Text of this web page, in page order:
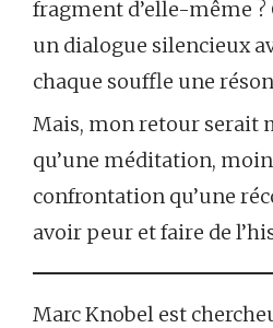
fragment d’elle-même ?
un dialogue silencieux
chaque souffle une
Mais, mon retour serait
qu’une méditation,
confrontation qu’une
avoir peur et faire de
Marc Knobel est